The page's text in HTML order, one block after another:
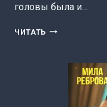
головы была и…
ЧИТАТЬ БЕРЕМЕННА
МУЖА
РЕБРОВА)